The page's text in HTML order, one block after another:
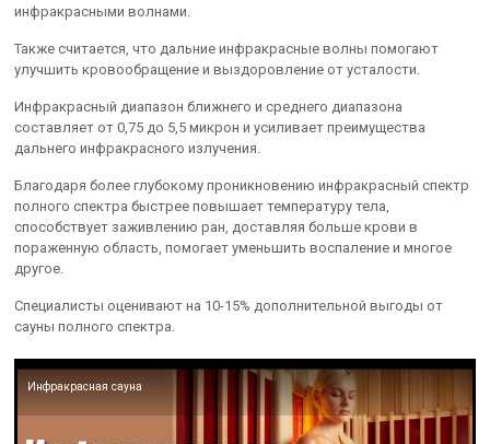
инфракрасными волнами.
Также считается, что дальние инфракрасные волны помогают
улучшить кровообращение и выздоровление от усталости.
Инфракрасный диапазон ближнего и среднего диапазона
составляет от 0,75 до 5,5 микрон и усиливает преимущества
дальнего инфракрасного излучения.
Благодаря более глубокому проникновению инфракрасный спектр
полного спектра быстрее повышает температуру тела,
способствует заживлению ран, доставляя больше крови в
пораженную область, помогает уменьшить воспаление и многое
другое.
Специалисты оценивают на 10-15% дополнительной выгоды от
сауны полного спектра.
Инфракрасная сауна